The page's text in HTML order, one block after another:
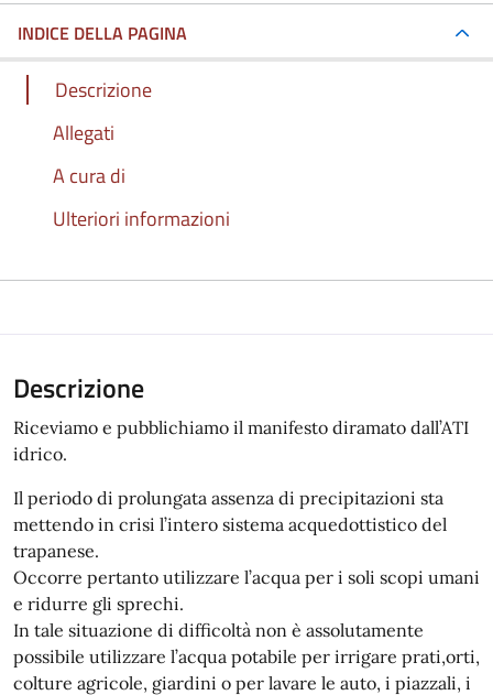
INDICE DELLA PAGINA
Descrizione
Allegati
A cura di
Ulteriori informazioni
Descrizione
Riceviamo e pubblichiamo il manifesto diramato dall’ATI
idrico.
Il periodo di prolungata assenza di precipitazioni sta
mettendo in crisi l’intero sistema acquedottistico del
trapanese.
Occorre pertanto utilizzare l’acqua per i soli scopi umani
e ridurre gli sprechi.
In tale situazione di difficoltà non è assolutamente
possibile utilizzare l’acqua potabile per irrigare prati,orti,
colture agricole, giardini o per lavare le auto, i piazzali, i